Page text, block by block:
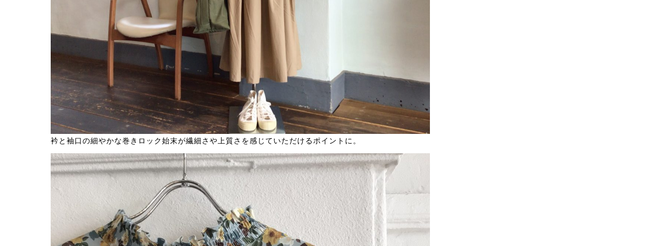
衿と袖口の細やかな巻きロック始末が繊細さや上質さを感じていただけるポイントに。